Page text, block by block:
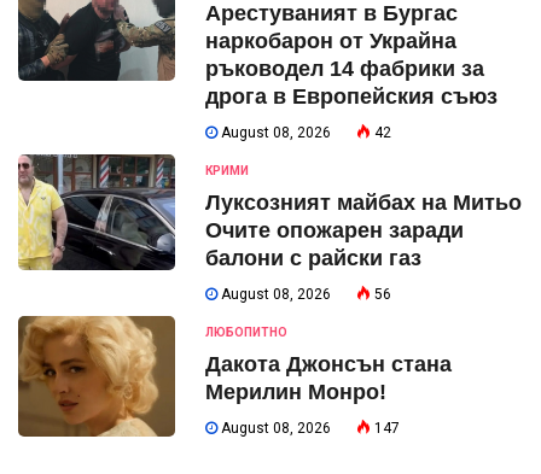
Арестуваният в Бургас
наркобарон от Украйна
ръководел 14 фабрики за
дрога в Европейския съюз
August 08, 2026 42
КРИМИ
Луксозният майбах на Митьо
Очите опожарен заради
балони с райски газ
August 08, 2026 56
ЛЮБОПИТНО
Дакота Джонсън стана
Мерилин Монро!
August 08, 2026 147